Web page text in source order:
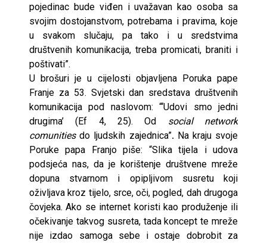
pojedinac bude viđen i uvažavan kao osoba sa
svojim dostojanstvom, potrebama i pravima, koje
u svakom slučaju, pa tako i u sredstvima
društvenih komunikacija, treba promicati, braniti i
poštivati”.
U brošuri je u cijelosti objavljena Poruka pape
Franje za 53. Svjetski dan sredstava društvenih
komunikacija pod naslovom: “‘Udovi smo jedni
drugima’ (Ef 4, 25). Od social network
comunitiesdo ljudskih zajednica”. Na kraju svoje
Poruke papa Franjo piše: “Slika tijela i udova
podsjeća nas, da je korištenje društvene mreže
dopuna stvarnom i opipljivom susretu koji
oživljava kroz tijelo, srce, oči, pogled, dah drugoga
čovjeka. Ako se internet koristi kao produženje ili
očekivanje takvog susreta, tada koncept te mreže
nije izdao samoga sebe i ostaje dobrobit za